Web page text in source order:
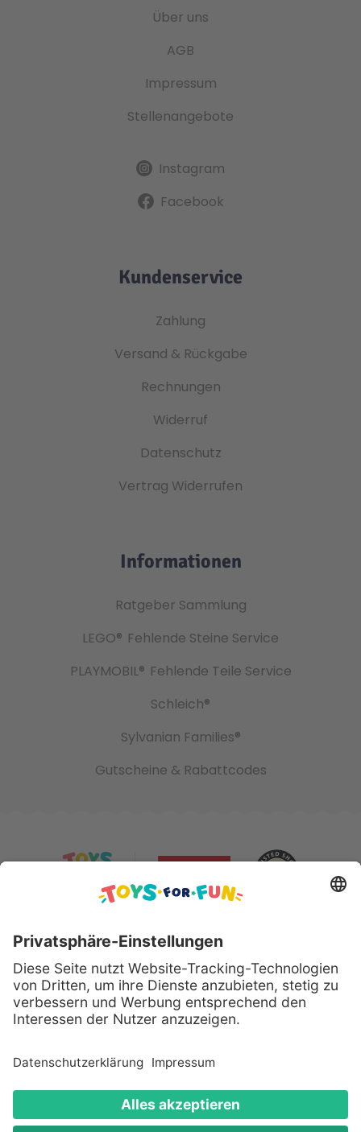
Über uns
AGB
Impressum
Stellenangebote
Instagram
Facebook
Kundenservice
Zahlung
Versand & Rückgabe
Rechnungen
Widerruf
Datenschutz
Vertrag Widerrufen
Informationen
Ratgeber Sammlung
LEGO® Fehlende Steine Service
PLAYMOBIL® Fehlende Teile Service
Schleich®
Sylvanian Families®
Gutscheine & Rabattcodes
Sicher bezahlen mit:
Alle genannten Produkte und Logos sind eingetragene
Warenzeichen der jeweiligen Hersteller.
Copyright © 2008 - 2026 Toys for Fun GmbH - Alle